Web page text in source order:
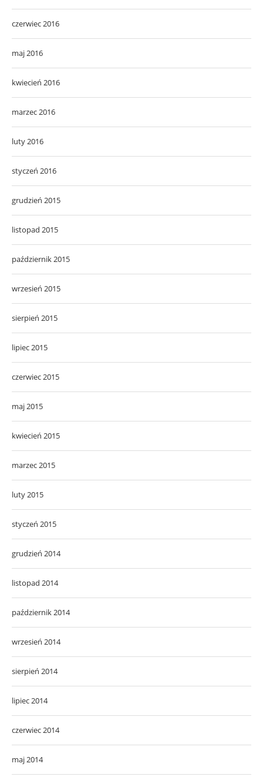
czerwiec 2016
maj 2016
kwiecień 2016
marzec 2016
luty 2016
styczeń 2016
grudzień 2015
listopad 2015
październik 2015
wrzesień 2015
sierpień 2015
lipiec 2015
czerwiec 2015
maj 2015
kwiecień 2015
marzec 2015
luty 2015
styczeń 2015
grudzień 2014
listopad 2014
październik 2014
wrzesień 2014
sierpień 2014
lipiec 2014
czerwiec 2014
maj 2014